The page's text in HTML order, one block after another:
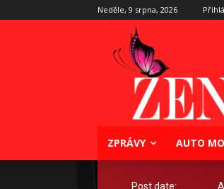
Neděle, 9 srpna, 2026
ZPRÁVY AUTO
Post date: